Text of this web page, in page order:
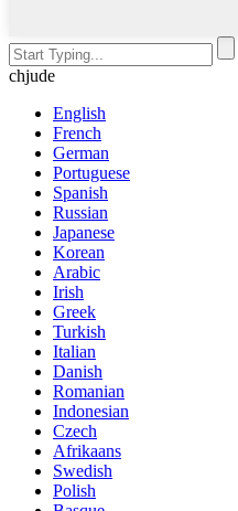
chjude
English
French
German
Portuguese
Spanish
Russian
Japanese
Korean
Arabic
Irish
Greek
Turkish
Italian
Danish
Romanian
Indonesian
Czech
Afrikaans
Swedish
Polish